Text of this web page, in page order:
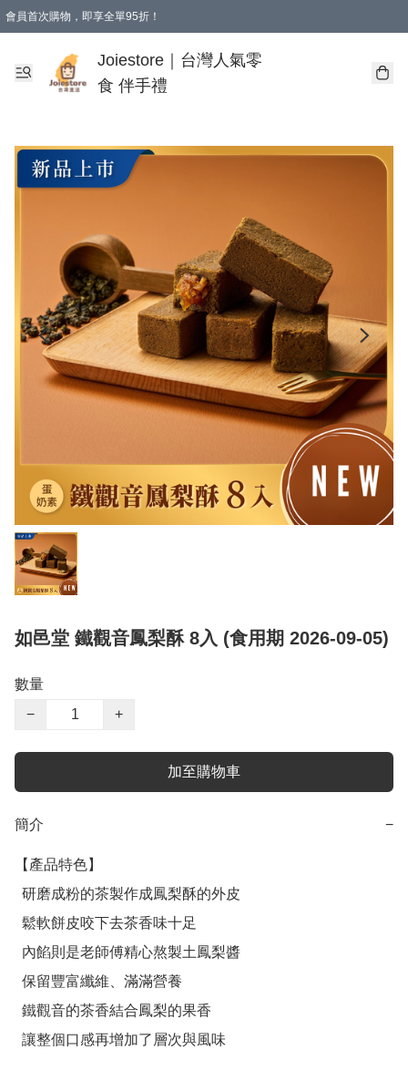
會員首次購物，即享全單95折！
購物滿 HKD 350.00即享免運費優惠！（適用於 本地送貨、本地取貨 )
Joiestore｜台灣人氣零
食 伴手禮
如邑堂 鐵觀音鳳梨酥 8入 (食用期 2026-09-05)
數量
−
+
加至購物車
簡介 −
【產品特色】